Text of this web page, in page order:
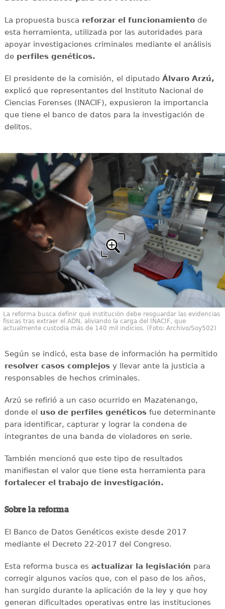
La propuesta busca reforzar el funcionamientode
esta herramienta, utilizada por las autoridades para
apoyar investigaciones criminales mediante el análisis
de perfiles genéticos.
El presidente de la comisión, el diputado Álvaro Arzú,
explicó que representantes del Instituto Nacional de
Ciencias Forenses (INACIF), expusieron la importancia
que tiene el banco de datos para la investigación de
delitos.
La reforma busca definir qué institución debe resguardar las evidencias
físicas tras extraer el ADN, aliviando la carga del INACIF, que
actualmente custodia más de 140 mil indicios. (Foto: Archivo/Soy502)
Según se indicó, esta base de información ha permitido
resolver casos complejosy llevar ante la justicia a
responsables de hechos criminales.
Arzú se refirió a un caso ocurrido en Mazatenango,
donde el uso de perfiles genéticosfue determinante
para identificar, capturar y lograr la condena de
integrantes de una banda de violadores en serie.
También mencionó que este tipo de resultados
manifiestan el valor que tiene esta herramienta para
fortalecer el trabajo de investigación.
Sobre la reforma
El Banco de Datos Genéticos existe desde 2017
mediante el Decreto 22-2017 del Congreso.
Esta reforma busca es actualizar la legislación para
corregir algunos vacíos que, con el paso de los años,
han surgido durante la aplicación de la ley y que hoy
generan dificultades operativas entre las instituciones